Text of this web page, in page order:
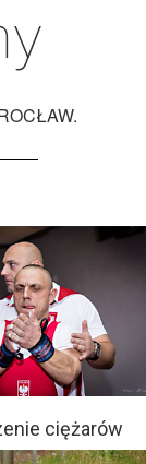
ciężarów